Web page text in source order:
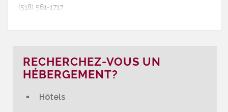
(518) 561-1717
RECHERCHEZ-VOUS UN
HÉBERGEMENT?
Hôtels